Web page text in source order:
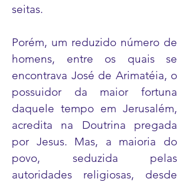
seitas.
Porém, um reduzido número de
homens, entre os quais se
encontrava José de Arimatéia, o
possuidor da maior fortuna
daquele tempo em Jerusalém,
acredita na Doutrina pregada
por Jesus. Mas, a maioria do
povo, seduzida pelas
autoridades religiosas, desde